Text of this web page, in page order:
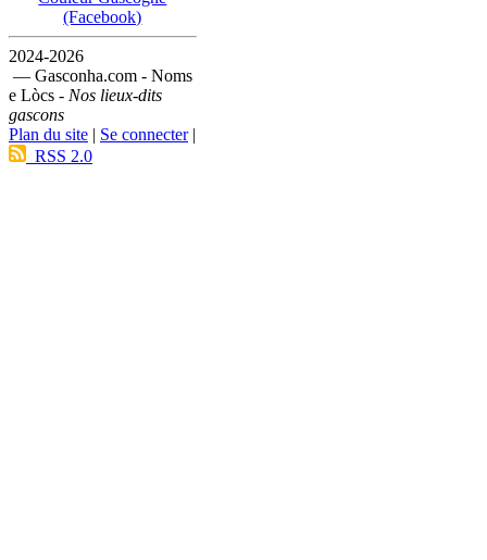
(Facebook)
2024-2026
— Gasconha.com - Noms
e Lòcs - Nos lieux-dits
gascons
Plan du site | Se connecter|
RSS 2.0